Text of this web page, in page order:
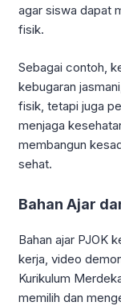
agar siswa dapat
fisik.
Sebagai contoh,
kebugaran
fisik, tetapi juga
menjaga
membangun
sehat.
Bahan Ajar
Bahan ajar PJOK
kerja, video
Kurikulum
memilih dan